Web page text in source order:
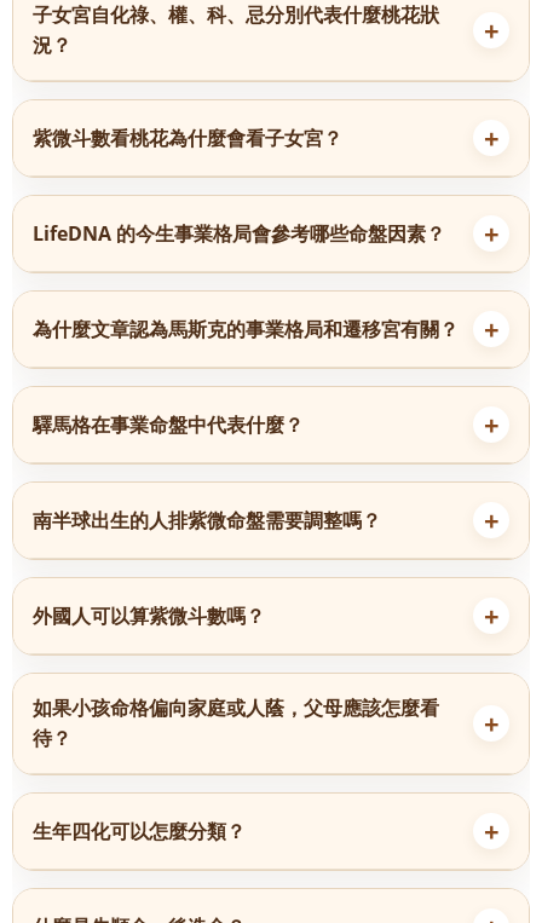
子女宮自化祿、權、科、忌分別代表什麼桃花狀
況？
紫微斗數看桃花為什麼會看子女宮？
LifeDNA 的今生事業格局會參考哪些命盤因素？
為什麼文章認為馬斯克的事業格局和遷移宮有關？
驛馬格在事業命盤中代表什麼？
南半球出生的人排紫微命盤需要調整嗎？
外國人可以算紫微斗數嗎？
如果小孩命格偏向家庭或人蔭，父母應該怎麼看
待？
生年四化可以怎麼分類？